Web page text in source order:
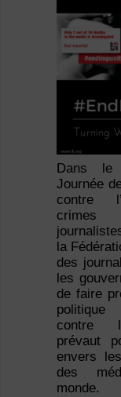
Dans
Journée
contre
crimes
la
des
les
de faire
contre
prévaut
envers
des
monde.